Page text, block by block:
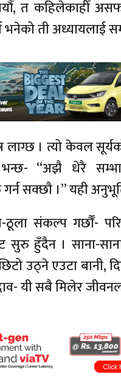
त कहिलेकाहीँ
ती अध्यायलाई
। त्यो केवल
“अझै धेरै
सक्छौ ।” यही
ठूला संकल्प गर्छौँ-
हुँदैन । साना-
उठ्ने एउटा
यी सबै मिलेर